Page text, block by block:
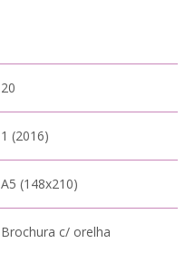
20
1 (2016)
A5 (148x210)
Brochura c/ orelha